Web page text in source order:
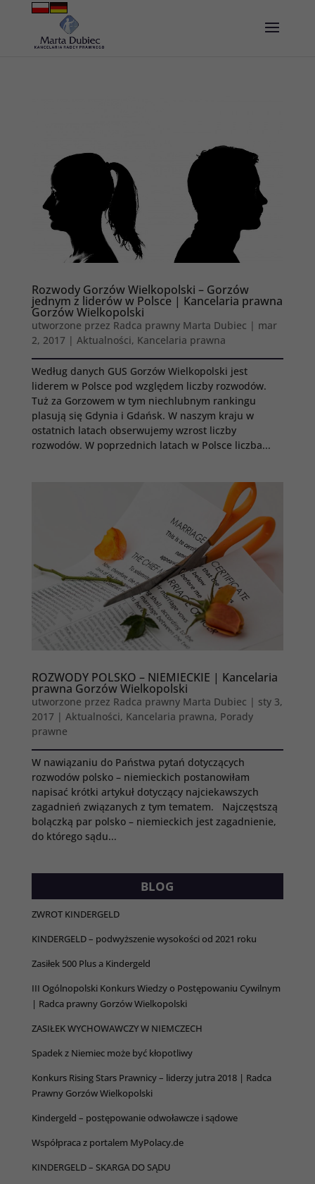
Rozwody Gorzów Wielkopolski – Gorzów
jednym z liderów w Polsce | Kancelaria prawna
Gorzów Wielkopolski
utworzone przez Radca prawny Marta Dubiec | mar
2, 2017 | Aktualności, Kancelaria prawna
Według danych GUS Gorzów Wielkopolski jest
liderem w Polsce pod względem liczby rozwodów.
Tuż za Gorzowem w tym niechlubnym rankingu
plasują się Gdynia i Gdańsk. W naszym kraju w
ostatnich latach obserwujemy wzrost liczby
rozwodów. W poprzednich latach w Polsce liczba...
ROZWODY POLSKO – NIEMIECKIE | Kancelaria
prawna Gorzów Wielkopolski
utworzone przez Radca prawny Marta Dubiec | sty 3,
2017 | Aktualności, Kancelaria prawna, Porady
prawne
W nawiązaniu do Państwa pytań dotyczących
rozwodów polsko – niemieckich postanowiłam
napisać krótki artykuł dotyczący najciekawszych
zagadnień związanych z tym tematem. Najczęstszą
bolączką par polsko – niemieckich jest zagadnienie,
do którego sądu...
BLOG
ZWROT KINDERGELD
KINDERGELD – podwyższenie wysokości od 2021 roku
Zasiłek 500 Plus a Kindergeld
III Ogólnopolski Konkurs Wiedzy o Postępowaniu Cywilnym
| Radca prawny Gorzów Wielkopolski
ZASIŁEK WYCHOWAWCZY W NIEMCZECH
Spadek z Niemiec może być kłopotliwy
Konkurs Rising Stars Prawnicy – liderzy jutra 2018 | Radca
Prawny Gorzów Wielkopolski
Kindergeld – postępowanie odwoławcze i sądowe
Współpraca z portalem MyPolacy.de
KINDERGELD – SKARGA DO SĄDU